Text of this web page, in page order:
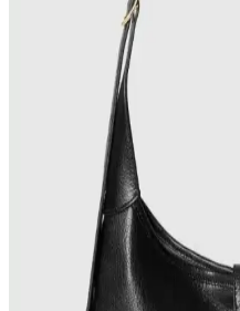
30'lu yaşlardaki anneler için el
dayanıklılık ve fonksiyonelliği
hayatın ihtiyaçlarına cevap
Dooney & Bourke
Tasarımı ve Piyasa
Dooney & Bourke Janine
tasarımıyla günlük kullanım ve
piyasasında uygun fiyatlı,
Gucci Jackie Çantanın
Deri Kalitesi ve Tasarım